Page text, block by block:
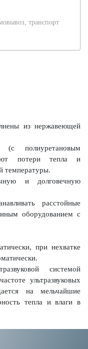
транспорт
из нержавеющей
(с полиуретановым
потери тепла и
температуры.
и долговечную
расстойные
оборудованием с
при нехватке
системой
ультразвуковых
на мельчайшие
тепла и влаги в